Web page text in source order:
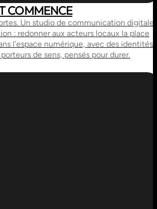
COMMENCE
Un studio de communication digitale
: redonner aux acteurs locaux la place
l’espace numérique, avec des identités
de sens, pensés pour durer.